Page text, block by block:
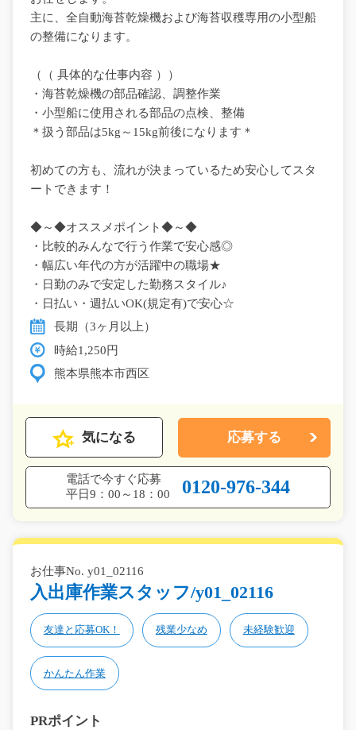
主に、全自動海苔乾燥機および海苔収穫専用の小型船
の整備になります。
（（ 具体的な仕事内容 ））
・海苔乾燥機の部品確認、調整作業
・小型船に使用される部品の点検、整備
＊扱う部品は5kg～15kg前後になります＊
初めての方も、流れが決まっているため安心してスタ
ートできます！
◆～◆オススメポイント◆～◆
・比較的みんなで行う作業で安心感◎
・幅広い年代の方が活躍中の職場★
・日勤のみで安定した勤務スタイル♪
・日払い・週払いOK(規定有)で安心☆
長期（3ヶ月以上）
時給1,250円
熊本県熊本市西区
気になる 応募する
電話で今すぐ応募
平日9：00～18：00
0120-976-344
お仕事No. y01_02116
入出庫作業スタッフ/y01_02116
友達と応募OK！ 残業少なめ 未経験歓迎
かんたん作業
PRポイント